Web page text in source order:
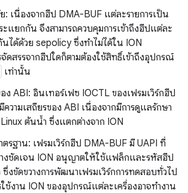
: เนื่องจากฮีป DMA-BUF แต่ละรายการเป็น
แยกกัน จึงสามารถควบคุมการเข้าถึงฮีปแต่ละ
นได้ด้วย sepolicy ซึ่งทำไม่ได้ใน ION
จัดสรรจากฮีปใดก็ตามต้องใช้สิทธิ์เข้าถึงอุปกรณ์
เท่านั้น
ง ABI: อินเทอร์เฟซ IOCTL ของเฟรมเวิร์กฮีป
วามเสถียรของ ABI เนื่องจากมีการดูแลรักษา
ต้นน้ำ ซึ่งแตกต่างจาก ION
ตรฐาน: เฟรมเวิร์กฮีป DMA-BUF มี UAPI ที่
งชัดเจน ION อนุญาตให้ใช้แฟล็กและรหัสฮีป
งขัดขวางการพัฒนาเฟรมเวิร์กการทดสอบทั่วไป
ใช้งาน ION ของอุปกรณ์แต่ละเครื่องอาจทำงาน